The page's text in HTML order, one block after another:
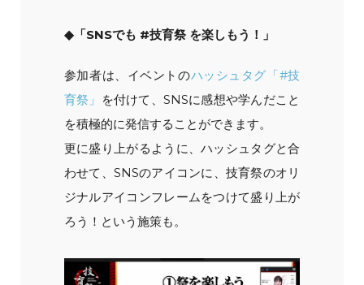
◆「SNSでも #技育祭 を楽しもう！」
参加者は、イベントのハッシュタグ「#技
育祭」
を付けて、SNSに感想や学んだこと
を積極的に発信することができます。
更に盛り上がるように、ハッシュタグと合
わせて、SNSのアイコンに、技育祭のオリ
ジナルアイコンフレームをつけて盛り上が
ろう！という施策も。